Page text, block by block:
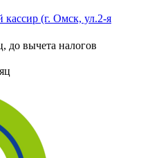
(г. Омск, ул.2-я
до вычета налогов